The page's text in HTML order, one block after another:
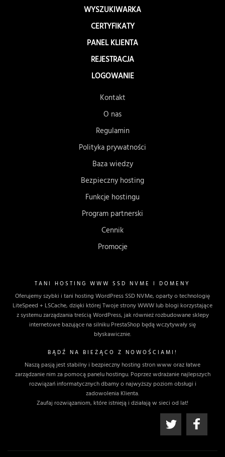
WYSZUKIWARKA
CERTYFIKATY
PANEL KLIENTA
REJESTRACJA
LOGOWANIE
Kontakt
O nas
Regulamin
Polityka prywatności
Baza wiedzy
Bezpieczny hosting
Funkcje hostingu
Program partnerski
Cennik
Promocje
TANI HOSTING WWW SSD NVME I DOMENY
Oferujemy szybki i tani hosting WordPress SSD NVMe, oparty o technologię
LiteSpeed + LSCache, dzięki której Twoje strony WWW lub blogi korzystające
z systemu zarządzania treścią WordPress, jak również rozbudowane sklepy
internetowe bazujące na silniku PrestaShop będą wczytywały się
błyskawicznie.
BĄDŹ NA BIEŻĄCO Z NOWOŚCIAMI!
Naszą pasją jest stabilny i bezpieczny hosting stron www oraz łatwe
zarządzanie nim za pomocą panelu hostingu. Poprzez wdrażanie najlepszych
rozwiązań informatycznych dbamy o najwyższy poziom obsługi i
zadowolenia Klienta.
Zaufaj rozwiązaniom, które istnieją i działają w sieci od lat!